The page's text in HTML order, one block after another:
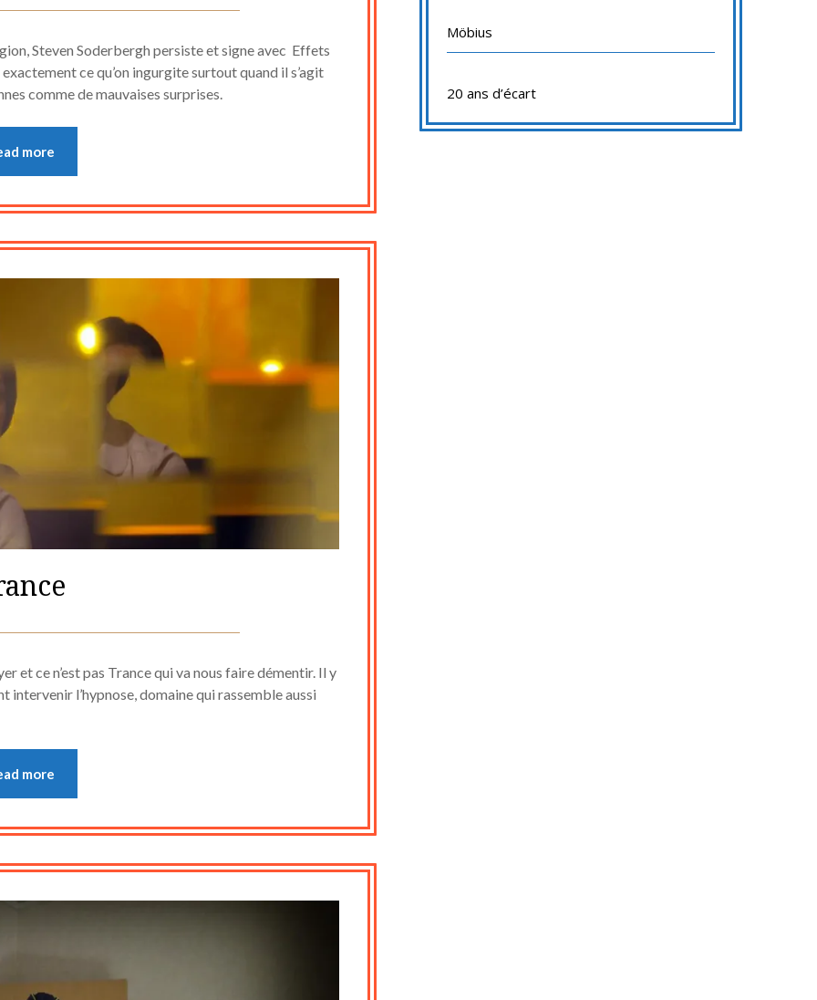
on
3
août
2023
cine2909
Steven Soderbergh persiste et signe avec Effets
ce qu’on ingurgite surtout quand il s’agit
comme de mauvaises surprises.
more
on
18
2023
cine2909
et ce n’est pas Trance qui va nous faire démentir. Il y
intervenir l’hypnose, domaine qui rassemble aussi
more
Möbius
20 ans d’écart